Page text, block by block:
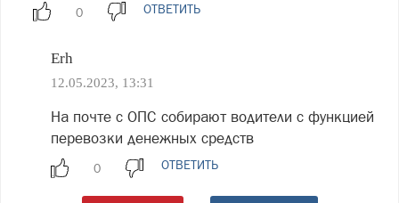
ОТВЕТИТЬ
Erh
12.05.2023, 13:31
На почте с ОПС собирают водители с функцией
перевозки денежных средств
ОТВЕТИТЬ